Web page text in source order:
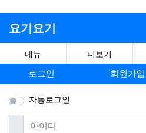
요기요기
메뉴 더보기
로그인 회원가입
자동로그인
아이디필수